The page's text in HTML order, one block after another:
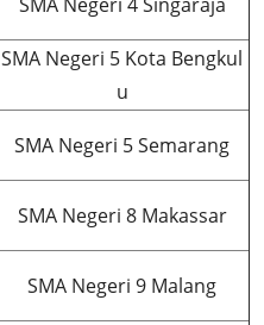
SMA Negeri 5 Kota Bengkul
u
SMA Negeri 5 Semarang
SMA Negeri 8 Makassar
SMA Negeri 9 Malang